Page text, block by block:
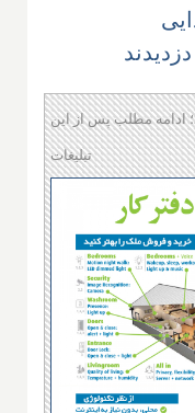
ادامه مطلب پس از این
تبلیغات